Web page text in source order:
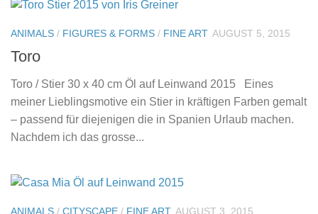
ANIMALS / FIGURES & FORMS / FINE ART AUGUST 5, 2015
Toro
Toro / Stier 30 x 40 cm Öl auf Leinwand 2015 Eines
meiner Lieblingsmotive ein Stier in kräftigen Farben gemalt
– passend für diejenigen die in Spanien Urlaub machen.
Nachdem ich das grosse...
ANIMALS / CITYSCAPE / FINE ART AUGUST 3, 2015